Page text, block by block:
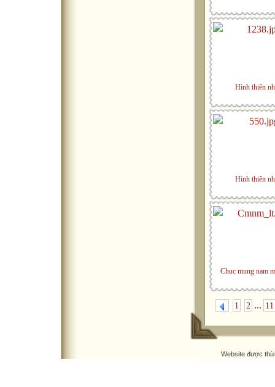
Hình thiên
Hình thiên
Chuc mung nam
1 2 ... 11
Website được